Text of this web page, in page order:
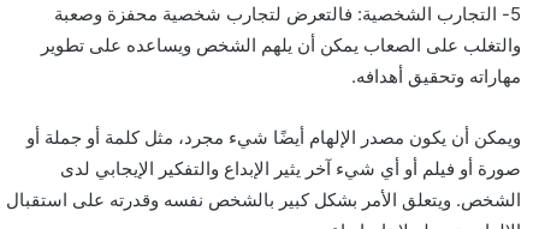
5- التجارب الشخصية: فالتعرض لتجارب شخصية محفزة وصعبة
والتغلب على الصعاب يمكن أن يلهم الشخص ويساعده على تطوير
مهاراته وتحقيق أهدافه.
ويمكن أن يكون مصدر الإلهام أيضًا شيء مجرد، مثل كلمة أو جملة أو
صورة أو فيلم أو أي شيء آخر يثير الإبداع والتفكير الإيجابي لدى
الشخص. ويتعلق الأمر بشكل كبير بالشخص نفسه وقدرته على استقبال